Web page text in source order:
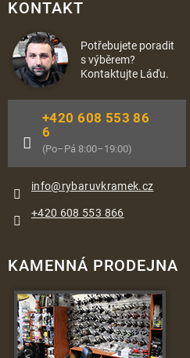
KONTAKT
Potřebujete poradit
s výběrem?
Kontaktujte Láďu.
info@rybaruvkramek.cz
+420 608 553 86
6
(Po–Pá 8:00–19:00)
+420 608 553 866
KAMENNÁ PRODEJNA